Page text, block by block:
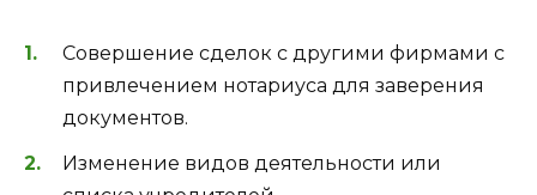
Совершение сделок с другими фирмами с
привлечением нотариуса для заверения
документов.
Изменение видов деятельности или